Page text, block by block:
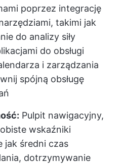
poprzez integrację
takimi jak
do analizy siły
do obsługi
i zarządzania
spójną obsługę
Pulpit nawigacyjny,
wskaźniki
jak średni czas
dotrzymywanie